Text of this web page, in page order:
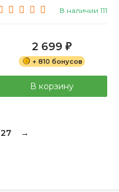
В наличии 111
2 699 ₽
+ 810 бонусов
В корзину
27 →